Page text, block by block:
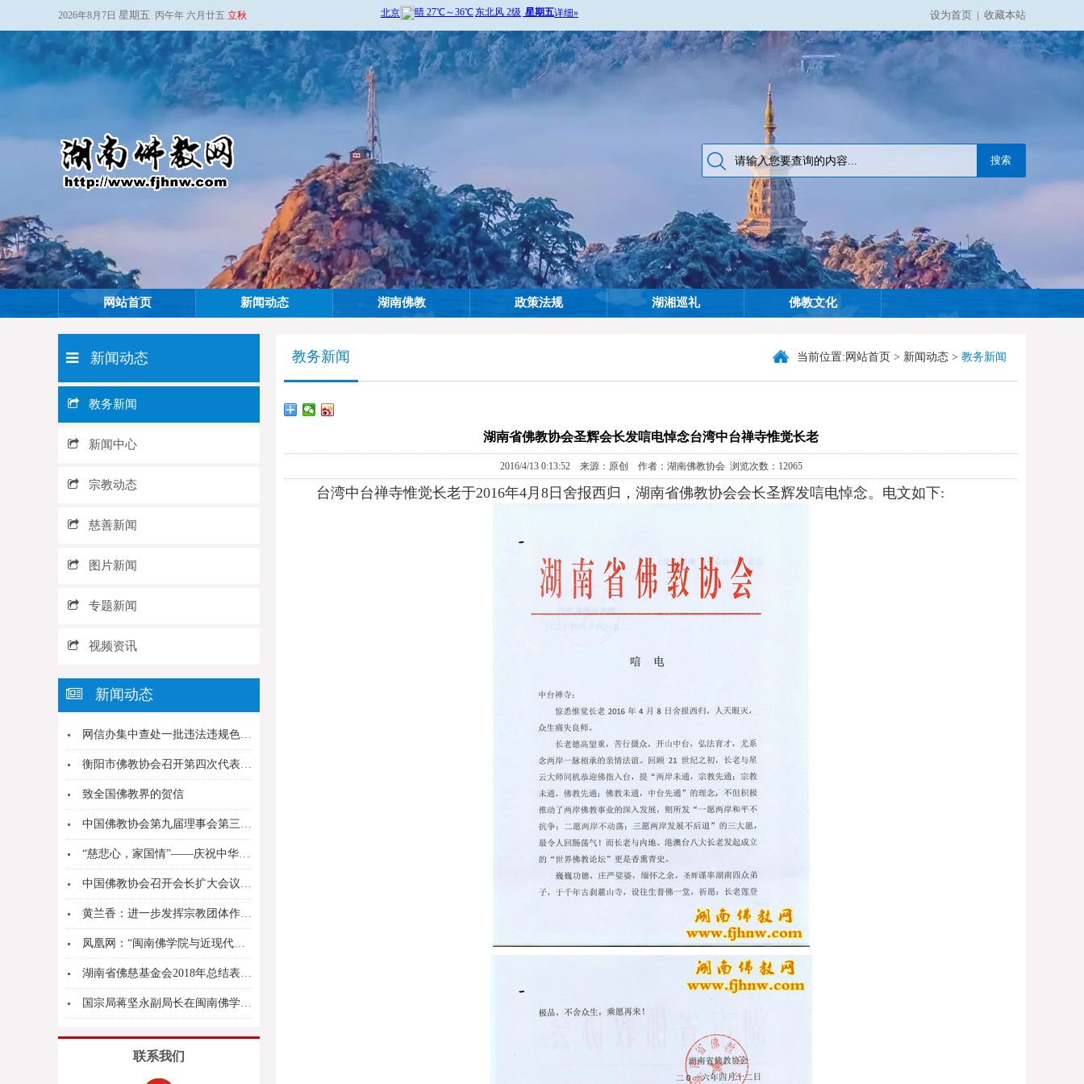
2026年8月7日 星期五 丙午年 六月廿五 立秋 设为首页 | 收藏本站
网站首页 新闻动态 湖南佛教 政策法规 湖湘巡礼 佛教文化
新闻动态
教务新闻
新闻中心
宗教动态
慈善新闻
图片新闻
专题新闻
视频资讯
新闻动态
网信办集中查处一批违法违规色情、赌博和占卜网站
衡阳市佛教协会召开第四次代表会议，廖健出席开幕...
致全国佛教界的贺信
中国佛教协会第九届理事会第三次会议决议
“慈悲心，家国情”——庆祝中华人民共和国成立7...
中国佛教协会召开会长扩大会议 认真学习贯彻十九...
黄兰香：进一步发挥宗教团体作用凝聚最广泛共识
凤凰网：“闽南佛学院与近现代佛教”学术研讨会 ...
湖南省佛慈基金会2018年总结表彰大会成功召开
国宗局蒋坚永副局长在闽南佛学院成立九十周年庆典...
联系我们
教务新闻 当前位置: 网站首页 > 新闻动态 > 教务新闻
湖南省佛教协会圣辉会长发唁电悼念台湾中台禅寺惟觉长老
2016/4/13 0:13:52 来源：原创 作者：湖南佛教协会 浏览次数：12065
台湾中台禅寺惟觉长老于2016年4月8日舍报西归，湖南省佛教协会会长圣辉发唁电悼念。电文如下: